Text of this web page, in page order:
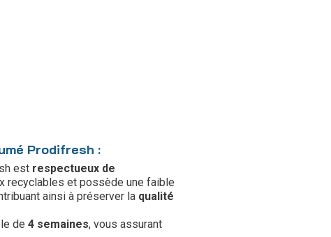
Prodifresh :
est respectueux de
recyclables et possède une faible
ainsi à préserver la qualité
de 4 semaines, vous assurant